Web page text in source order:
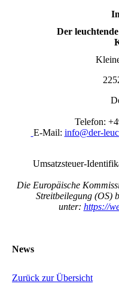
Der
Telefon:
E-Mail: info@der-
Umsatzsteuer-
Die Europäische
Streitbeilegung (OS)
unter: https://
News
Zurück zur Übersicht